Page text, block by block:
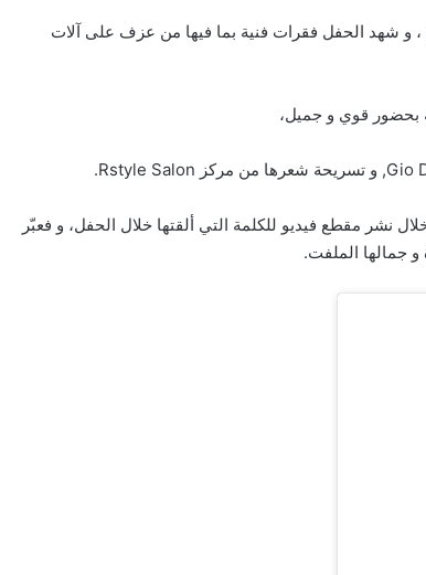
، و شهد الحفل فقرات فنية بما فيها من عزف على آلات
بحضور قوي و جميل،
نشر مقطع فيديو للكلمة التي ألقتها خلال الحفل، و فعبّر
جمالها الملفت.